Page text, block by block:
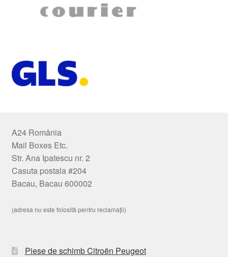
A24 România
Mail Boxes Etc.
Str. Ana Ipatescu nr. 2
Casuta postala #204
Bacau, Bacau 600002
(adresa nu este folosită pentru reclamații)
Piese de schimb Citroën Peugeot